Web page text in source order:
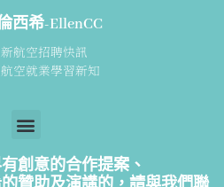
西希-EllenCC
航空招聘快訊
空就業學習新知
創意的合作提案、